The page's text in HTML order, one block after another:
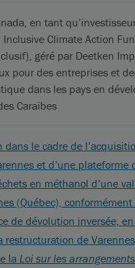
en tant
Climate Action
géré par Deetken
pour des entreprises et
dans les pays en
Caraïbes
dans le cadre de
et d’une plateforme
en méthanol d’une
(Québec),
de dévolution inversée,
restructuration de
la Loi sur les